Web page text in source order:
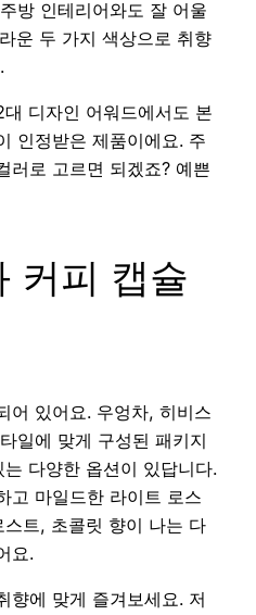
방 인테리어와도 잘 어울
운 두 가지 색상으로 취향
디자인 어워드에서도 본
인정받은 제품이에요. 주
러로 고르면 되겠죠? 예쁜
커피 캡슐
어 있어요. 우엉차, 히비스
일에 맞게 구성된 패키지
다양한 옵션이 있답니다.
고 마일드한 라이트 로스
트, 초콜릿 향이 나는 다
요.
향에 맞게 즐겨보세요. 저